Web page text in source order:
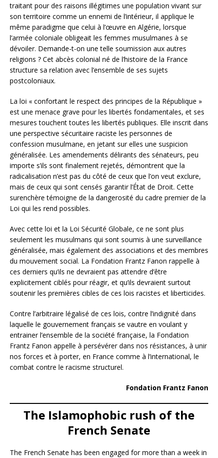
traitant pour des raisons illégitimes une population vivant sur
son territoire comme un ennemi de l’intérieur, il applique le
même paradigme que celui à l’œuvre en Algérie, lorsque
l’armée coloniale obligeait les femmes musulmanes à se
dévoiler. Demande-t-on une telle soumission aux autres
religions ? Cet abcès colonial né de l’histoire de la France
structure sa relation avec l’ensemble de ses sujets
postcoloniaux.
La loi « confortant le respect des principes de la République »
est une menace grave pour les libertés fondamentales, et ses
mesures touchent toutes les libertés publiques. Elle inscrit dans
une perspective sécuritaire raciste les personnes de
confession musulmane, en jetant sur elles une suspicion
généralisée. Les amendements délirants des sénateurs, peu
importe s’ils sont finalement rejetés, démontrent que la
radicalisation n’est pas du côté de ceux que l’on veut exclure,
mais de ceux qui sont censés garantir l’État de Droit. Cette
surenchère témoigne de la dangerosité du cadre premier de la
Loi qui les rend possibles.
Avec cette loi et la Loi Sécurité Globale, ce ne sont plus
seulement les musulmans qui sont soumis à une surveillance
généralisée, mais également des associations et des membres
du mouvement social. La Fondation Frantz Fanon rappelle à
ces derniers qu’ils ne devraient pas attendre d’être
explicitement ciblés pour réagir, et qu’ils devraient surtout
soutenir les premières cibles de ces lois racistes et liberticides.
Contre l’arbitraire légalisé de ces lois, contre l’indignité dans
laquelle le gouvernement français se vautre en voulant y
entrainer l’ensemble de la société française, la Fondation
Frantz Fanon appelle à persévérer dans nos résistances, à unir
nos forces et à porter, en France comme à l’international, le
combat contre le racisme structurel.
Fondation Frantz Fanon
The Islamophobic rush of the
French Senate
The French Senate has been engaged for more than a week in